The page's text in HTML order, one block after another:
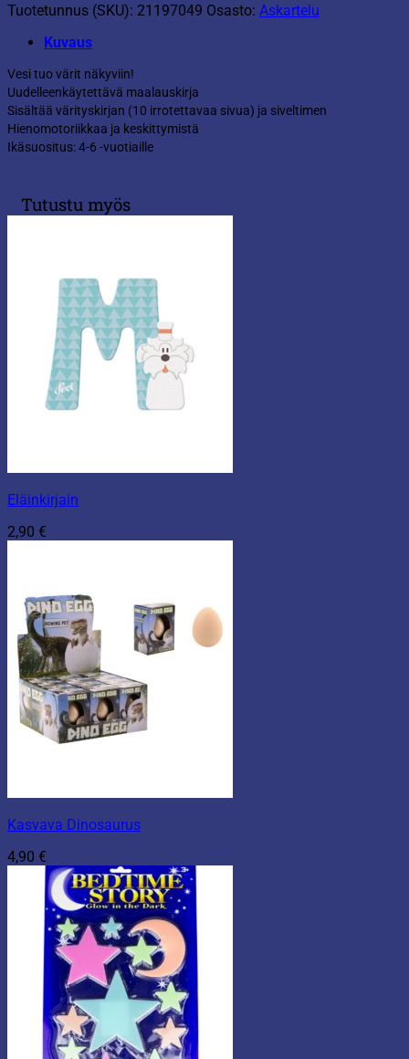
Tuotetunnus (SKU): 21197049 Osasto: Askartelu
Kuvaus
Vesi tuo värit näkyviin!
Uudelleenkäytettävä maalauskirja
Sisältää värityskirjan (10 irrotettavaa sivua) ja siveltimen
Hienomotoriikkaa ja keskittymistä
Ikäsuositus: 4-6 -vuotiaille
Tutustu myös
Eläinkirjain
2,90 €
Kasvava Dinosaurus
4,90 €